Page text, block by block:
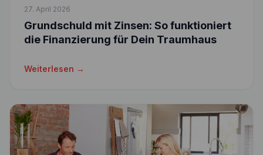
27. April 2026
Grundschuld mit Zinsen: So funktioniert
die Finanzierung für Dein Traumhaus
Weiterlesen →